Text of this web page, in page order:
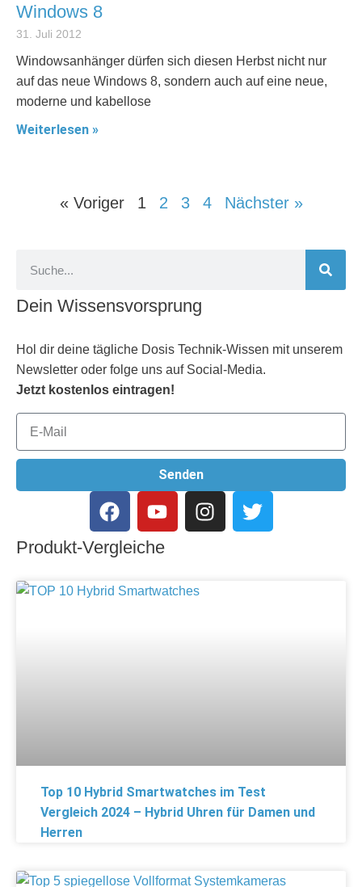
Windows 8
31. Juli 2012
Windowsanhänger dürfen sich diesen Herbst nicht nur
auf das neue Windows 8, sondern auch auf eine neue,
moderne und kabellose
Weiterlesen »
« Voriger 1 2 3 4 Nächster »
Dein Wissensvorsprung
Hol dir deine tägliche Dosis Technik-Wissen mit unserem
Newsletter oder folge uns auf Social-Media.
Jetzt kostenlos eintragen!
Senden
Produkt-Vergleiche
Top 10 Hybrid Smartwatches im Test
Vergleich 2024 – Hybrid Uhren für Damen und
Herren